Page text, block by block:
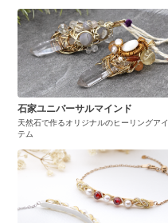
石家ユニバーサルマインド
天然石で作るオリジナルのヒーリングアイ
テム